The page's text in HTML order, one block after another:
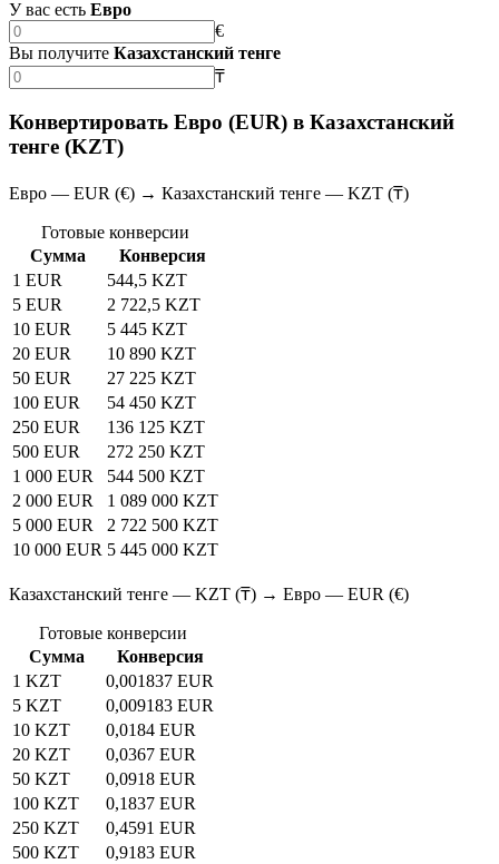
У вас есть Евро
€
Вы получите Казахстанский тенге
₸
Конвертировать Евро (EUR) в Казахстанский
тенге (KZT)
Евро — EUR (€) → Казахстанский тенге — KZT (₸)
Готовые конверсии
Сумма
Конверсия
1 EUR
544,5 KZT
5 EUR
2 722,5 KZT
10 EUR
5 445 KZT
20 EUR
10 890 KZT
50 EUR
27 225 KZT
100 EUR
54 450 KZT
250 EUR
136 125 KZT
500 EUR
272 250 KZT
1 000 EUR
544 500 KZT
2 000 EUR
1 089 000 KZT
5 000 EUR
2 722 500 KZT
10 000 EUR 5 445 000 KZT
Казахстанский тенге — KZT (₸) → Евро — EUR (€)
Готовые конверсии
Сумма
Конверсия
1 KZT
0,001837 EUR
5 KZT
0,009183 EUR
10 KZT
0,0184 EUR
20 KZT
0,0367 EUR
50 KZT
0,0918 EUR
100 KZT
0,1837 EUR
250 KZT
0,4591 EUR
500 KZT
0,9183 EUR